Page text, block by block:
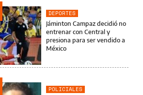
DEPORTES
Jáminton Campaz decidió no
entrenar con Central y
presiona para ser vendido a
México
POLICIALES